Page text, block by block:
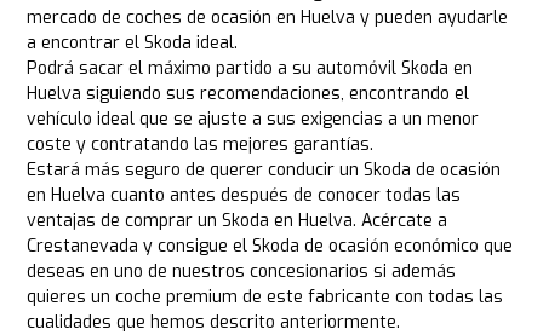
mercado de coches de ocasión en Huelva y pueden ayudarle
a encontrar el Skoda ideal.
Podrá sacar el máximo partido a su automóvil Skoda en
Huelva siguiendo sus recomendaciones, encontrando el
vehículo ideal que se ajuste a sus exigencias a un menor
coste y contratando las mejores garantías.
Estará más seguro de querer conducir un Skoda de ocasión
en Huelva cuanto antes después de conocer todas las
ventajas de comprar un Skoda en Huelva. Acércate a
Crestanevada y consigue el Skoda de ocasión económico que
deseas en uno de nuestros concesionarios si además
quieres un coche premium de este fabricante con todas las
cualidades que hemos descrito anteriormente.